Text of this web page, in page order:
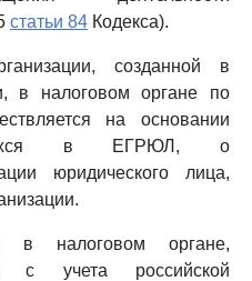
статьи 84 Кодекса).
созданной в
в налоговом органе по
на основании
в ЕГРЮЛ, о
юридического лица,
в налоговом органе,
с учета российской